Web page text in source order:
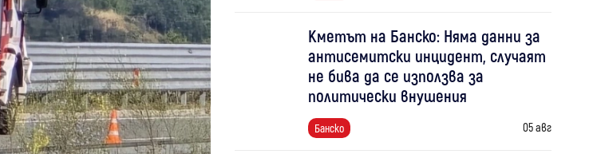
Кметът на Банско: Няма данни за
антисемитски инцидент, случаят
не бива да се използва за
политически внушения
Банско 05 авг